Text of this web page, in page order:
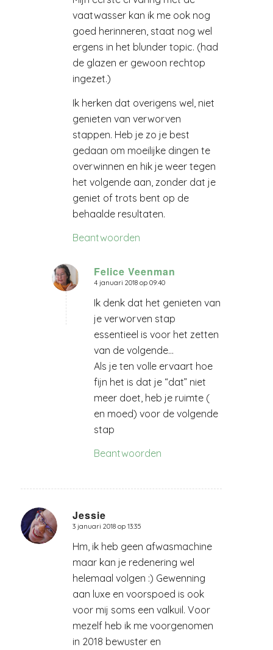
vaatwasser kan ik me ook nog
goed herinneren, staat nog wel
ergens in het blunder topic. (had
de glazen er gewoon rechtop
ingezet.)
Ik herken dat overigens wel, niet
genieten van verworven
stappen. Heb je zo je best
gedaan om moeilijke dingen te
overwinnen en hik je weer tegen
het volgende aan, zonder dat je
geniet of trots bent op de
behaalde resultaten.
Beantwoorden
Felice Veenman
zegt:
4 januari 2018 op 09:40
Ik denk dat het genieten van
je verworven stap
essentieel is voor het zetten
van de volgende…
Als je ten volle ervaart hoe
fijn het is dat je “dat” niet
meer doet, heb je ruimte (
en moed) voor de volgende
stap
Beantwoorden
Jessie
zegt:
3 januari 2018 op 13:35
Hm, ik heb geen afwasmachine
maar kan je redenering wel
helemaal volgen :) Gewenning
aan luxe en voorspoed is ook
voor mij soms een valkuil. Voor
mezelf heb ik me voorgenomen
in 2018 bewuster en